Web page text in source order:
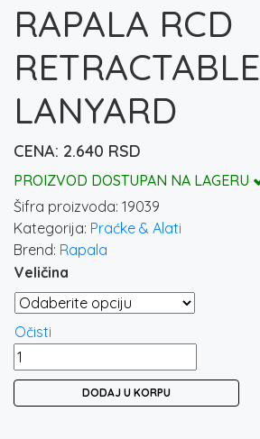
RAPALA RCD
RETRACTABLE
LANYARD
2.640 RSD
PROIZVOD DOSTUPAN NA LAGERU
Šifra proizvoda: 19039
Kategorija: Praćke & Alati
Brend: Rapala
Veličina
Očisti
RAPALA
RCD
RETRACTABLEDODAJ U KORPU